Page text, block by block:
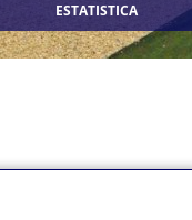
ESTATISTICA